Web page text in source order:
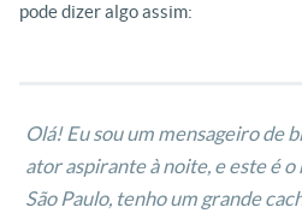
pode dizer algo assim:
Olá! Eu sou um mensageiro de
ator aspirante à noite, e este é
São Paulo, tenho um grande